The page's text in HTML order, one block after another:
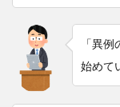
「異
始めて